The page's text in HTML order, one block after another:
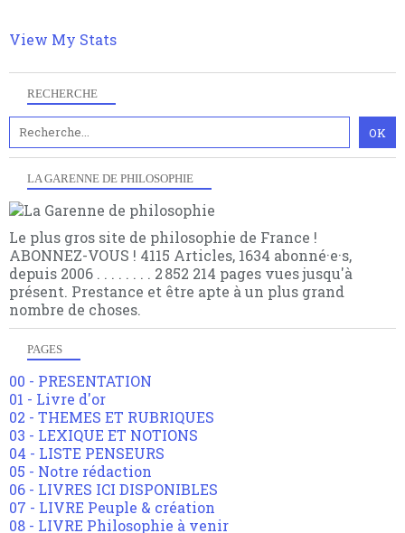
RECHERCHE
LA GARENNE DE PHILOSOPHIE
Le plus gros site de philosophie de France !
ABONNEZ-VOUS ! 4115 Articles, 1634 abonné·e·s,
depuis 2006 . . . . . . . . 2 852 214 pages vues jusqu'à
présent. Prestance et être apte à un plus grand
nombre de choses.
PAGES
00 - PRESENTATION
01 - Livre d'or
02 - THEMES ET RUBRIQUES
03 - LEXIQUE ET NOTIONS
04 - LISTE PENSEURS
05 - Notre rédaction
06 - LIVRES ICI DISPONIBLES
07 - LIVRE Peuple & création
08 - LIVRE Philosophie à venir
View My Stats